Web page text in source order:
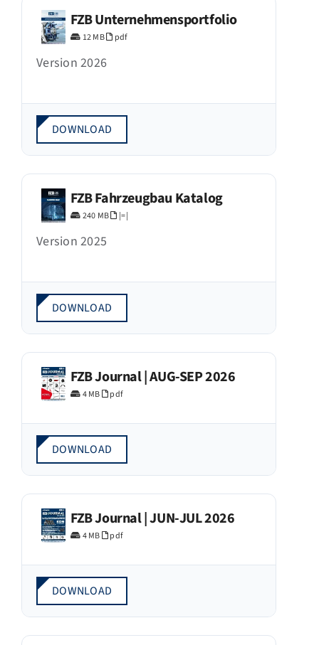
FZB ALU
STANDORTE
BLOG
ÜBER UNS
FZB Unternehmensportfolio
12 MB pdf
Version 2026
DOWNLOAD
FZB Fahrzeugbau Katalog
240 MB |=|
Version 2025
DOWNLOAD
FZB Journal | AUG-SEP 2026
4 MB pdf
DOWNLOAD
FZB Journal | JUN-JUL 2026
4 MB pdf
DOWNLOAD